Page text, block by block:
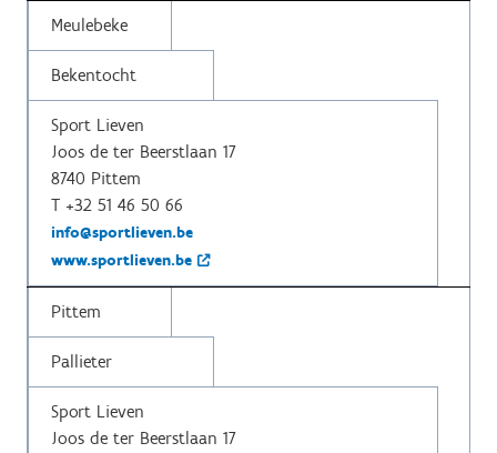
Meulebeke
Bekentocht
Sport Lieven
Joos de ter Beerstlaan 17
8740 Pittem
T +32 51 46 50 66
info@sportlieven.be
www.sportlieven.be
Pittem
Pallieter
Sport Lieven
Joos de ter Beerstlaan 17